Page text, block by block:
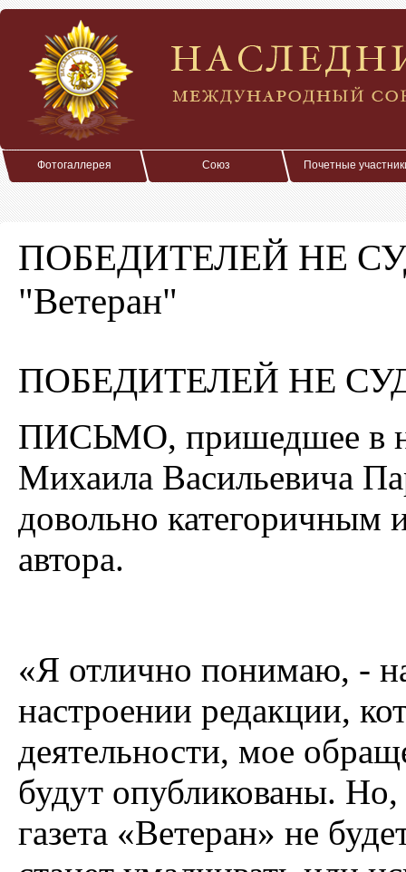
Фотогаллерея Союз Почетные
ПОБЕДИТЕЛЕЙ НЕ
"Ветеран"
ПОБЕДИТЕЛЕЙ НЕ
ПИСЬМО, пришедшее в
Михаила Васильевича
довольно категоричным
автора.
«Я отлично понимаю, -
настроении редакции,
деятельности, мое
будут опубликованы.
газета «Ветеран» не